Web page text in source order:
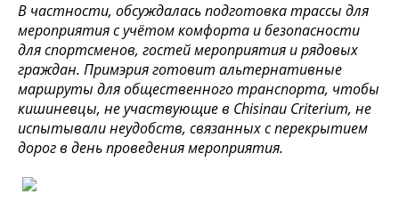
В частности, обсуждалась подготовка трассы для
мероприятия с учётом комфорта и безопасности
для спортсменов, гостей мероприятия и рядовых
граждан. Примэрия готовит альтернативные
маршруты для общественного транспорта, чтобы
кишиневцы, не участвующие в Chisinau Criterium, не
испытывали неудобств, связанных с перекрытием
дорог в день проведения мероприятия.